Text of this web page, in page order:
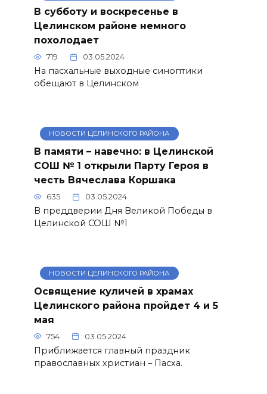
В субботу и воскресенье в
Целинском районе немного
похолодает
719 03.05.2024
На пасхальные выходные синоптики
обещают в Целинском
НОВОСТИ ЦЕЛИНСКОГО РАЙОНА
В памяти – навечно: в Целинской
СОШ № 1 открыли Парту Героя в
честь Вячеслава Коршака
635 03.05.2024
В преддверии Дня Великой Победы в
Целинской СОШ №1
НОВОСТИ ЦЕЛИНСКОГО РАЙОНА
Освящение куличей в храмах
Целинского района пройдет 4 и 5
мая
754 03.05.2024
Приближается главный праздник
православных христиан – Пасха.